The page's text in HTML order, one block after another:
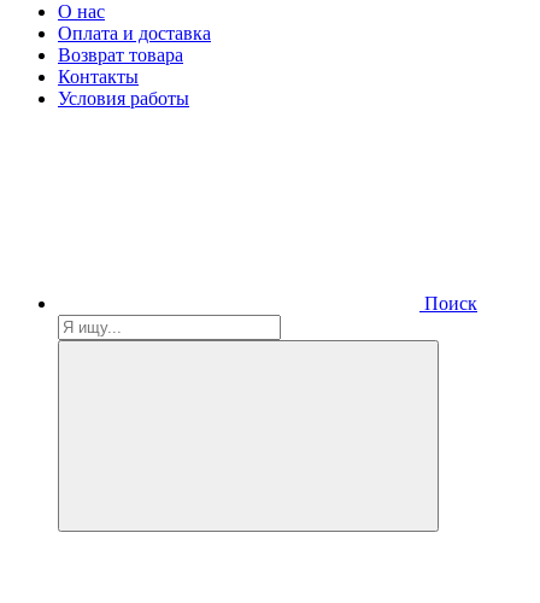
О нас
Оплата и доставка
Возврат товара
Контакты
Условия работы
Поиск